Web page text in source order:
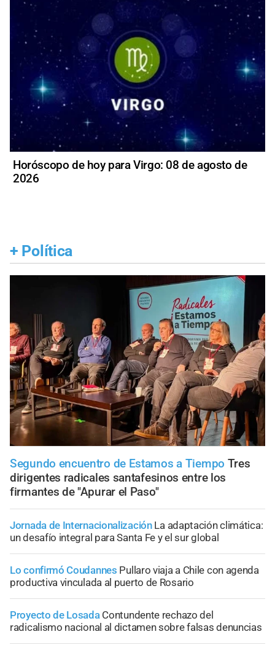
Horóscopo de hoy para Virgo: 08 de agosto de
2026
+ Política
Segundo encuentro de Estamos a Tiempo Tres
dirigentes radicales santafesinos entre los
firmantes de "Apurar el Paso"
Jornada de Internacionalización La adaptación climática:
un desafío integral para Santa Fe y el sur global
Lo confirmó Coudannes Pullaro viaja a Chile con agenda
productiva vinculada al puerto de Rosario
Proyecto de Losada Contundente rechazo del
radicalismo nacional al dictamen sobre falsas denuncias